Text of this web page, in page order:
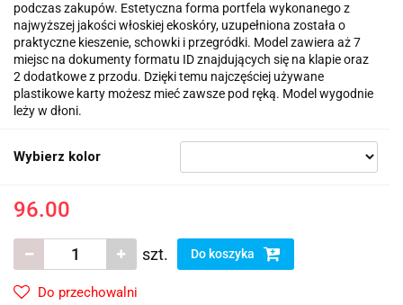
podczas zakupów. Estetyczna forma portfela wykonanego z
najwyższej jakości włoskiej ekoskóry, uzupełniona została o
praktyczne kieszenie, schowki i przegródki. Model zawiera aż 7
miejsc na dokumenty formatu ID znajdujących się na klapie oraz
2 dodatkowe z przodu. Dzięki temu najczęściej używane
plastikowe karty możesz mieć zawsze pod ręką. Model wygodnie
leży w dłoni.
Wybierz kolor
96.00
szt. Do koszyka
Do przechowalni